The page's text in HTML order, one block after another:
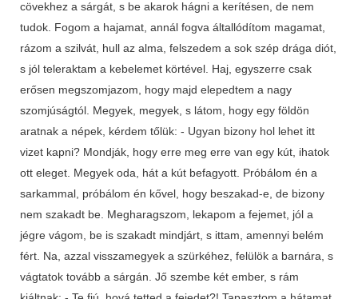
cövekhez a sárgát, s be akarok hágni a kerítésen, de nem
tudok. Fogom a hajamat, annál fogva általlódítom magamat,
rázom a szilvát, hull az alma, felszedem a sok szép drága diót,
s jól teleraktam a kebelemet körtével. Haj, egyszerre csak
erősen megszomjazom, hogy majd elepedtem a nagy
szomjúságtól. Megyek, megyek, s látom, hogy egy földön
aratnak a népek, kérdem tőlük: - Ugyan bizony hol lehet itt
vizet kapni? Mondják, hogy erre meg erre van egy kút, ihatok
ott eleget. Megyek oda, hát a kút befagyott. Próbálom én a
sarkammal, próbálom én kővel, hogy beszakad-e, de bizony
nem szakadt be. Megharagszom, lekapom a fejemet, jól a
jégre vágom, be is szakadt mindjárt, s ittam, amennyi belém
fért. Na, azzal visszamegyek a szürkéhez, felülök a barnára, s
vágtatok tovább a sárgán. Jő szembe két ember, s rám